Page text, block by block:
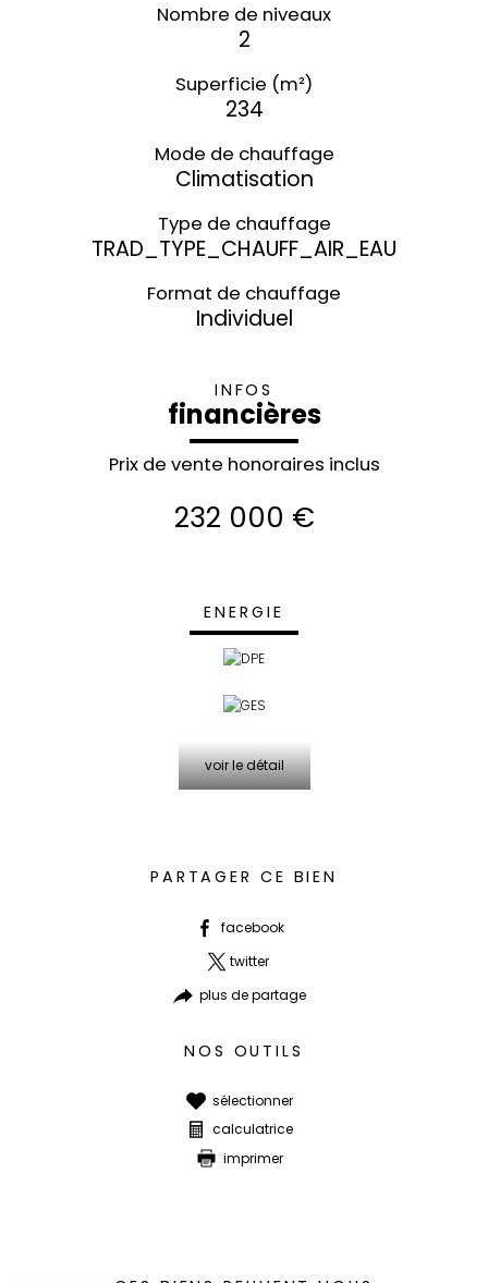
Nombre de niveaux
2
Superficie (m²)
234
Mode de chauffage
Climatisation
Type de chauffage
TRAD_TYPE_CHAUFF_AIR_EAU
Format de chauffage
Individuel
INFOS
financières
Prix de vente honoraires inclus
232 000 €
ENERGIE
voir le détail
PARTAGER CE BIEN
facebook
twitter
plus de partage
NOS OUTILS
sélectionner
calculatrice
imprimer